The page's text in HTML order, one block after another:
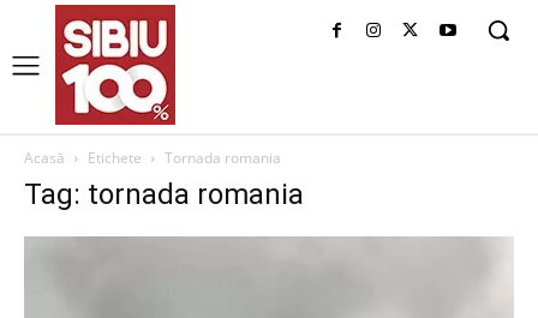
Acasă Etichete Tornada romania
Tag: tornada romania